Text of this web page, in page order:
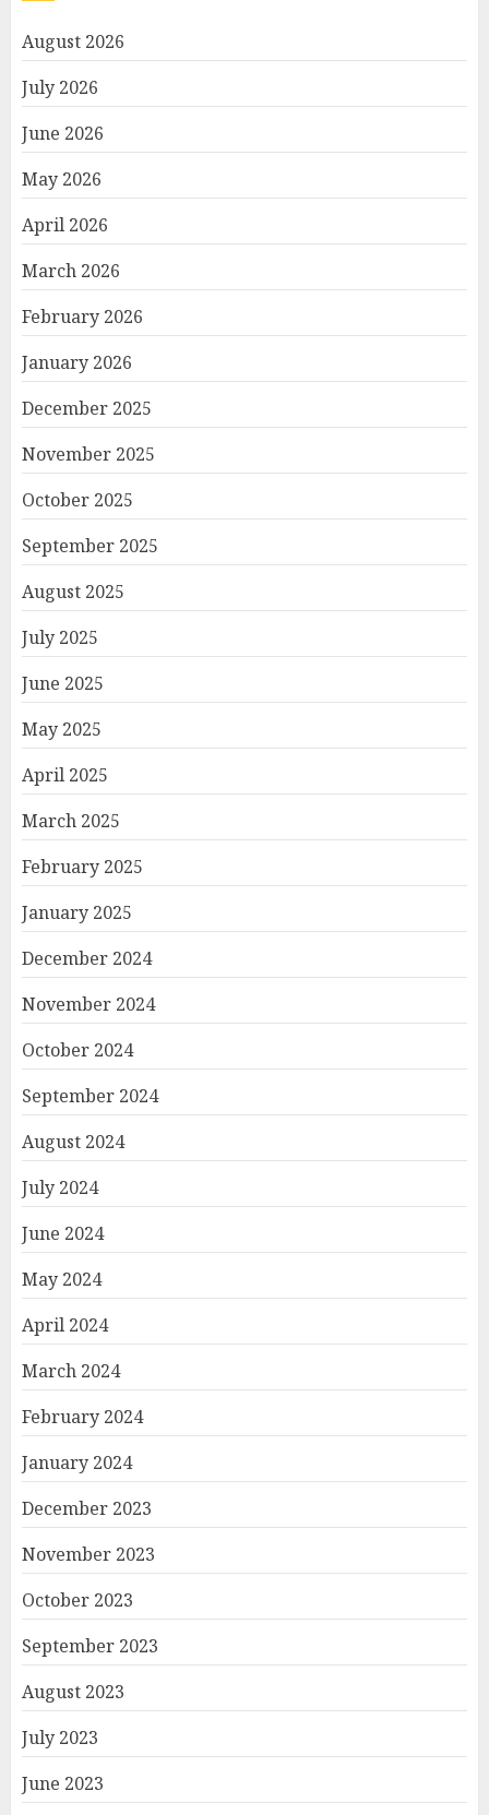
August 2026
July 2026
June 2026
May 2026
April 2026
March 2026
February 2026
January 2026
December 2025
November 2025
October 2025
September 2025
August 2025
July 2025
June 2025
May 2025
April 2025
March 2025
February 2025
January 2025
December 2024
November 2024
October 2024
September 2024
August 2024
July 2024
June 2024
May 2024
April 2024
March 2024
February 2024
January 2024
December 2023
November 2023
October 2023
September 2023
August 2023
July 2023
June 2023